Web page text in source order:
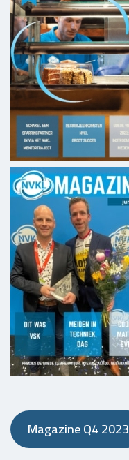
Magazine Q4 2023